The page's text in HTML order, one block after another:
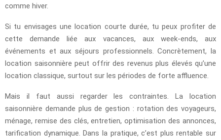
comme hiver.
Si tu envisages une location courte durée, tu peux profiter de
cette demande liée aux vacances, aux week-ends, aux
événements et aux séjours professionnels. Concrètement, la
location saisonnière peut offrir des revenus plus élevés qu’une
location classique, surtout sur les périodes de forte affluence.
Mais il faut aussi regarder les contraintes. La location
saisonnière demande plus de gestion : rotation des voyageurs,
ménage, remise des clés, entretien, optimisation des annonces,
tarification dynamique. Dans la pratique, c’est plus rentable sur